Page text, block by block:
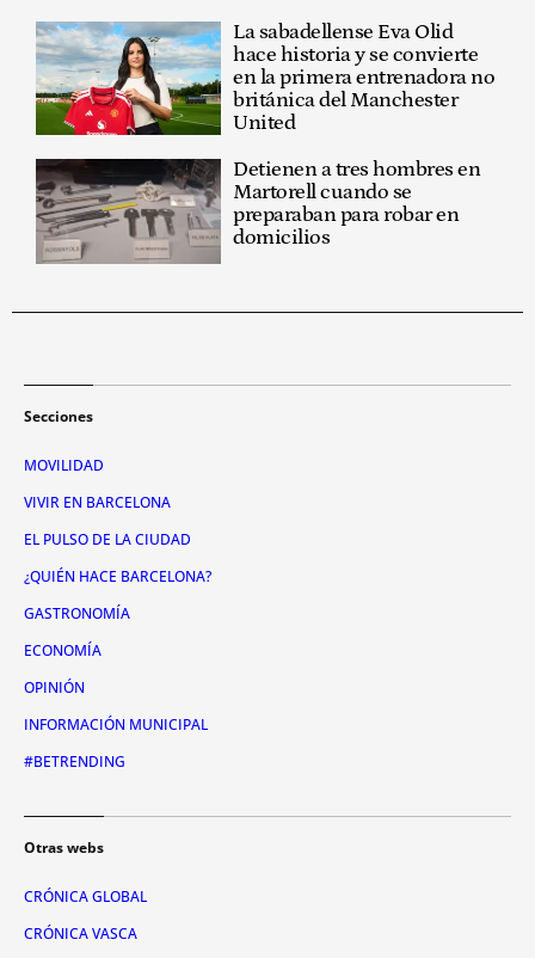
La sabadellense Eva Olid
hace historia y se convierte
en la primera entrenadora no
británica del Manchester
United
Detienen a tres hombres en
Martorell cuando se
preparaban para robar en
domicilios
Secciones
MOVILIDAD
VIVIR EN BARCELONA
EL PULSO DE LA CIUDAD
¿QUIÉN HACE BARCELONA?
GASTRONOMÍA
ECONOMÍA
OPINIÓN
INFORMACIÓN MUNICIPAL
#BETRENDING
Otras webs
CRÓNICA GLOBAL
CRÓNICA VASCA